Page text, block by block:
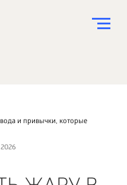
и привычки, которые